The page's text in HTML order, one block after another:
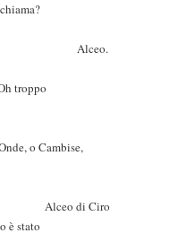
troppo
Ciro
è stato